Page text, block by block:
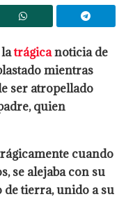
latrágicanoticia de
mientras
ser atropellado
quien
cuando
se alejaba con su
tierra, unido a su